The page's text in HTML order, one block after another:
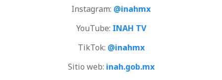
Instagram: @inahmx
YouTube: INAH TV
TikTok: @inahmx
Sitio web: inah.gob.mx